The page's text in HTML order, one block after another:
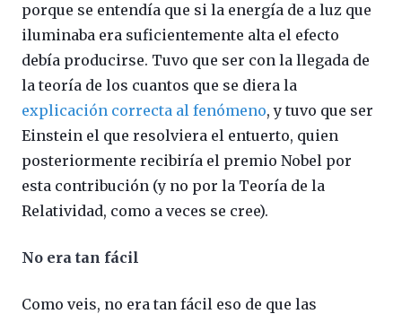
porque se entendía que si la energía de a luz que
iluminaba era suficientemente alta el efecto
debía producirse. Tuvo que ser con la llegada de
la teoría de los cuantos que se diera la
explicación correcta al fenómeno, y tuvo que ser
Einstein el que resolviera el entuerto, quien
posteriormente recibiría el premio Nobel por
esta contribución (y no por la Teoría de la
Relatividad, como a veces se cree).
No era tan fácil
Como veis, no era tan fácil eso de que las